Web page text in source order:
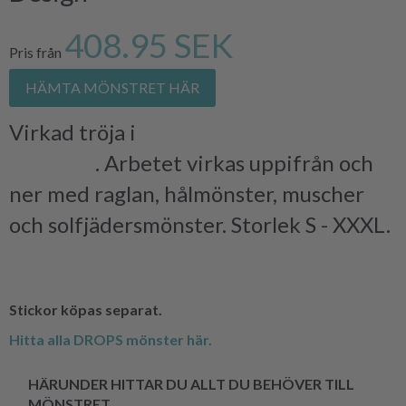
Pris från 408.95 SEK
HÄMTA MÖNSTRET HÄR
Virkad tröja i
. Arbetet virkas uppifrån och
ner med raglan, hålmönster, muscher
och solfjädersmönster. Storlek S - XXXL.
Stickor köpas separat.
Hitta alla DROPS mönster här.
HÄRUNDER HITTAR DU ALLT DU BEHÖVER TILL